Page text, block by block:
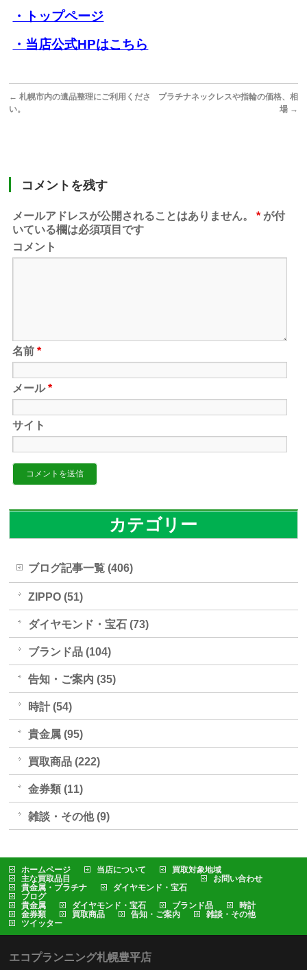
・トップページ
・当店公式HPはこちら
← 札幌市内の遺品整理にご利用くださ
い。
プラチナネックレスや指輪の価格、相
場 →
コメントを残す
メールアドレスが公開されることはありません。 * が付
いている欄は必須項目です
コメント
名前*
メール*
サイト
カテゴリー
ブログ記事一覧 (406)
ZIPPO (51)
ダイヤモンド・宝石 (73)
ブランド品 (104)
告知・ご案内 (35)
時計 (54)
貴金属 (95)
買取商品 (222)
金券類 (11)
雑談・その他 (9)
ホームページ 当店について
買取対象地域
主な買取品目
貴金属・プラチナ
ダイヤモンド・宝石
お問い合わせ
ブログ
貴金属
ダイヤモンド・宝石 ブランド品
時計
金券類
買取商品 告知・ご案内
雑談・その他
ツイッター
エコプランニング札幌豊平店